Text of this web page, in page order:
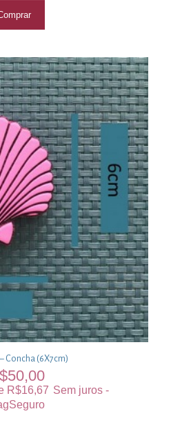
Concha (6X7cm)
50,00
R$16,67 Sem juros -